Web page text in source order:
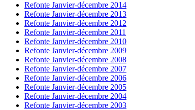
Refonte Janvier-décembre 2014
Refonte Janvier-décembre 2013
Refonte Janvier-décembre 2012
Refonte Janvier-décembre 2011
Refonte Janvier-décembre 2010
Refonte Janvier-décembre 2009
Refonte Janvier-décembre 2008
Refonte Janvier-décembre 2007
Refonte Janvier-décembre 2006
Refonte Janvier-décembre 2005
Refonte Janvier-décembre 2004
Refonte Janvier-décembre 2003